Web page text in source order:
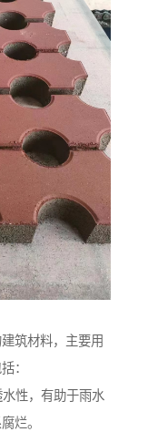
筑材料，主要用
：
性，有助于雨水
烂。